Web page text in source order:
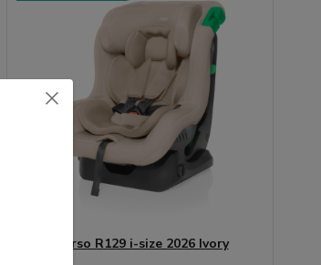
ZOPA Verso R129 i-size 2026 Ivory